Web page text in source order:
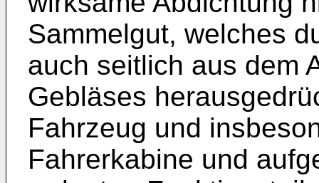
Sammelgut, welches
auch seitlich aus dem
Gebläses
Fahrzeug und
Fahrerkabine und